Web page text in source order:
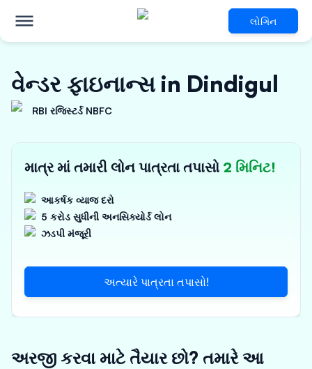
લોગિન
વેન્ડર ફાઇનાન્સ in Dindigul
RBI રજિસ્ટર્ડ NBFC
માત્ર માં તમારી લોન પાત્રતા તપાસો 2 મિનિટ!
આકર્ષક વ્યાજ દરો
5 કરોડ સુધીની અનસિક્યોર્ડ લોન
ઝડપી મંજૂરી
અત્યારે પાત્રતા તપાસો!
અરજી કરવા માટે તૈયાર છો? તમારે આ